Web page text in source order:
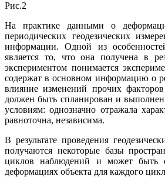
Рис.2
На практике данными о
периодических геодезических
информации. Одной из
является то, что она получена в
экспериментом понимается
содержат в основном информацию о
влияние изменений прочих
должен быть спланирован и
условиям: однозначно отражала
равноточна, независима.
В результате проведения
получаются некоторые базы
циклов наблюдений и может быть
деформациях объекта для каждого